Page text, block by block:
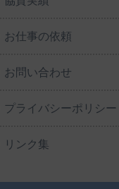
お仕事の依頼
お問い合わせ
プライバシーポリシー
リンク集